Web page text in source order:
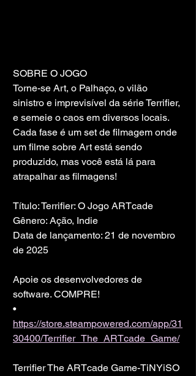
SOBRE O JOGO
Torne-se Art, o Palhaço, o vilão
sinistro e imprevisível da série Terrifier,
e semeie o caos em diversos locais.
Cada fase é um set de filmagem onde
um filme sobre Art está sendo
produzido, mas você está lá para
atrapalhar as filmagens!
Título: Terrifier: O Jogo ARTcade
Gênero: Ação, Indie
Data de lançamento: 21 de novembro
de 2025
Apoie os desenvolvedores de
software. COMPRE!
•
https://store.steampowered.com/app/31
30400/Terrifier_The_ARTcade_Game/
Terrifier The ARTcade Game-TiNYiSO